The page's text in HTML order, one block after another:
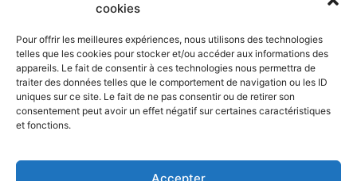
cookies
Pour offrir les meilleures expériences, nous utilisons des technologies
telles que les cookies pour stocker et/ou accéder aux informations des
appareils. Le fait de consentir à ces technologies nous permettra de
traiter des données telles que le comportement de navigation ou les ID
uniques sur ce site. Le fait de ne pas consentir ou de retirer son
consentement peut avoir un effet négatif sur certaines caractéristiques
et fonctions.
Accepter
Accueil Economie Entreprises Entrepreneur
Maghreb